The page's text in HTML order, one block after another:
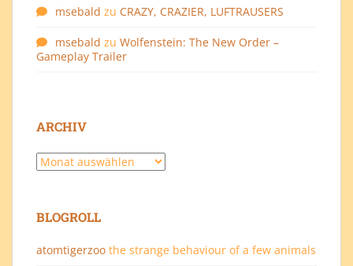
msebald zu CRAZY, CRAZIER, LUFTRAUSERS
msebald zu Wolfenstein: The New Order –
Gameplay Trailer
ARCHIV
Archiv
BLOGROLL
atomtigerzoo the strange behaviour of a few animals